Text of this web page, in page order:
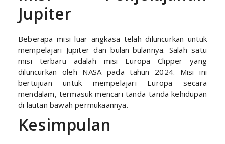
Jupiter
Beberapa misi luar angkasa telah diluncurkan untuk
mempelajari Jupiter dan bulan-bulannya. Salah satu
misi terbaru adalah misi Europa Clipper yang
diluncurkan oleh NASA pada tahun 2024. Misi ini
bertujuan untuk mempelajari Europa secara
mendalam, termasuk mencari tanda-tanda kehidupan
di lautan bawah permukaannya.
Kesimpulan